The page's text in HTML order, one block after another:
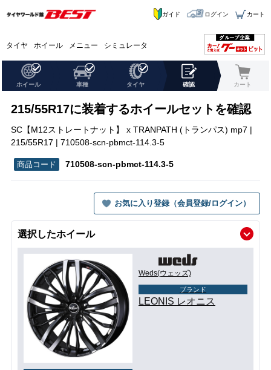
タイヤ ホイール メニュー シミュレータ
ガイド ログイン カート
ホイール 車種 タイヤ 確認 カート
215/55R17に装着するホイールセットを確認
SC【M12ストレートナット】 x TRANPATH (トランパス) mp7 |
215/55R17 | 710508-scn-pbmct-114.3-5
710508-scn-pbmct-114.3-5
お気に入り登録（会員登録/ログイン）
選択したホイール
Weds(ウェッズ)
ブランド
LEONIS レオニス